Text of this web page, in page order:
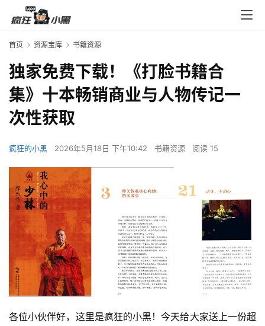
首页 资源宝库 书籍资源
独家免费下载！《打脸书籍合
集》十本畅销商业与人物传记一
次性获取
疯狂的小黑 2026年5月18日 下午10:42 书籍资源 阅读 15
各位小伙伴好，这里是疯狂的小黑！今天给大家送上一份超